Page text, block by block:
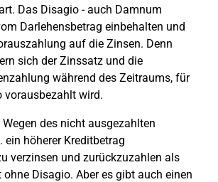
Das Disagio - auch Damnum
Darlehensbetrag einbehalten und
auf die Zinsen. Denn
sich der Zinssatz und die
während des Zeitraums, für
vorausbezahlt wird.
des nicht ausgezahlten
höherer Kreditbetrag
verzinsen und zurückzuzahlen als
ohne Disagio. Aber es gibt auch einen